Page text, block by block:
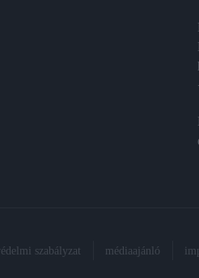
szabályzat médiaajánló